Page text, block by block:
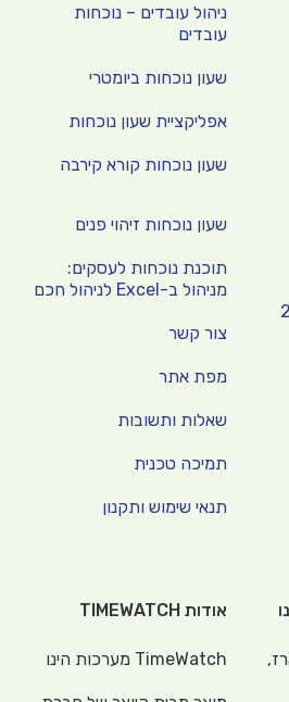
ניהול עובדים – נוכחות
עובדים
שעון נוכחות ביומטרי
אפליקציית שעון נוכחות
שעון נוכחות קורא קירבה
שעון נוכחות זיהוי פנים
תוכנת נוכחות לעסקים:
מניהול ב-Excel לניהול חכם
צור קשר
מפת אתר
שאלות ותשובות
תמיכה טכנית
תנאי שימוש ותקנון
אודות TIMEWATCH
TimeWatch מערכות הינו